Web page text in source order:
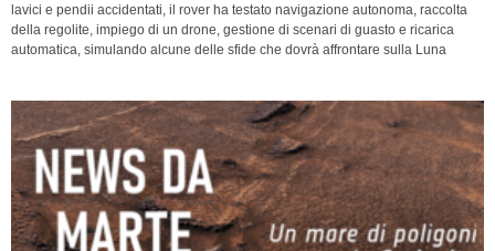
lavici e pendii accidentati, il rover ha testato navigazione autonoma, raccolta
della regolite, impiego di un drone, gestione di scenari di guasto e ricarica
automatica, simulando alcune delle sfide che dovrà affrontare sulla Luna